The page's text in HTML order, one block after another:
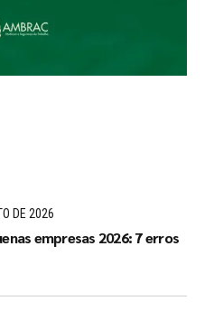
DE 2026
empresas 2026: 7 erros